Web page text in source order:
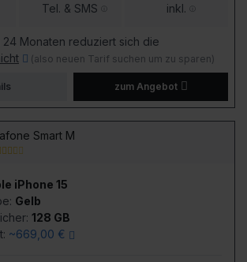
Tel. & SMS inkl.
24 Monaten reduziert sich die
(also neuen Tarif suchen um zu sparen)
zum Angebot
Smart M
iPhone 15
Gelb
128 GB
~669,00 €